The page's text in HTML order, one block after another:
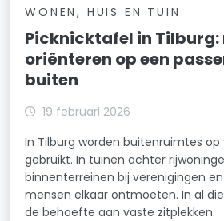
WONEN, HUIS EN TUIN
Picknicktafel in
oriënteren op een
buiten
19 februari 2026
In Tilburg worden buitenruimtes
gebruikt. In tuinen achter
binnenterreinen bij verenigingen
mensen elkaar ontmoeten. In al
de behoefte aan vaste zitplekken.